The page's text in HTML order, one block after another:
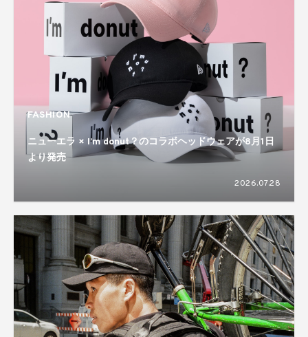
FASHION
ニューエラ × I’m donut？のコラボヘッドウェアが8月1日
より発売
2026.07.28